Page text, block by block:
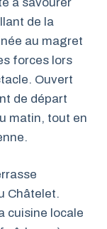
de la
au magret
forces lors
Ouvert
de départ
matin, tout en
Châtelet.
cuisine locale